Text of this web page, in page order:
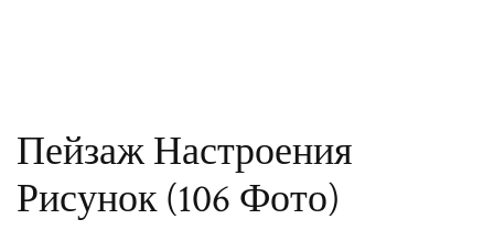
Пейзаж Настроения
Рисунок (106 Фото)